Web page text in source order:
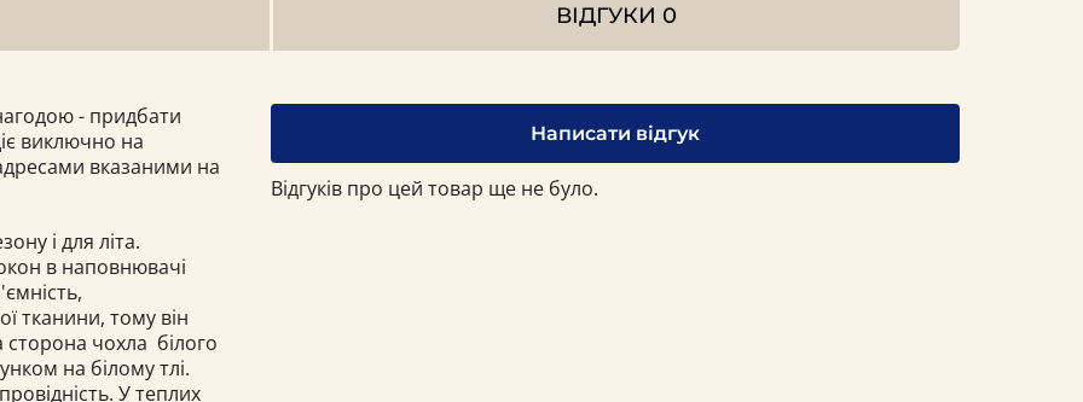
ВІДГУКИ 0
- придбати
виключно на
вказаними на
і для літа.
в наповнювачі
тканини, тому він
чохла білого
на білому тлі.
У теплих
Написати відгук
Відгуків про цей товар ще не було.